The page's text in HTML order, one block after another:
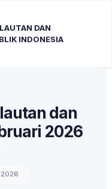
DAN
INDONESIA
dan
2026